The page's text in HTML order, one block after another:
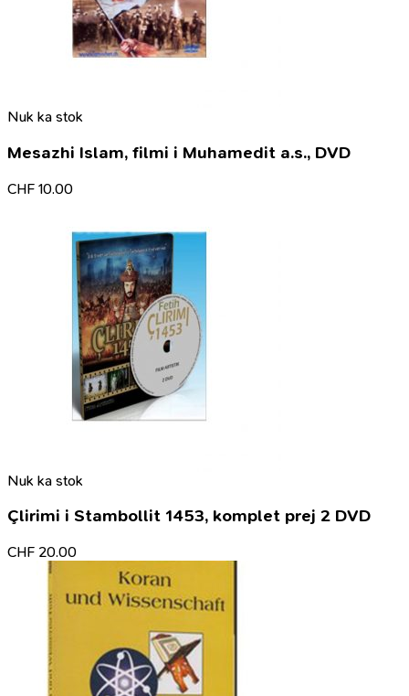
Nuk ka stok
Mesazhi Islam, filmi i Muhamedit a.s., DVD
CHF 10.00
Nuk ka stok
Çlirimi i Stambollit 1453, komplet prej 2 DVD
CHF 20.00